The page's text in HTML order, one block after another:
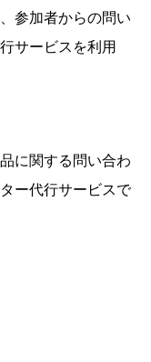
参加者からの問い
サービスを利用
に関する問い合わ
ー代行サービスで